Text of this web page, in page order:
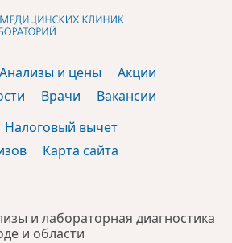
и лабораторная диагностика
и области
Анализы и цены
Акции
Врачи
Вакансии
Налоговый вычет
Карта сайта